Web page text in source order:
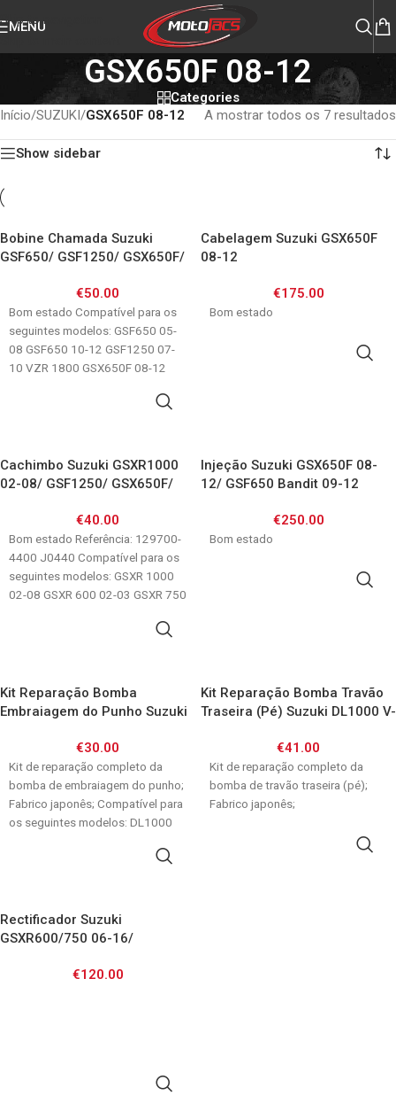
Skip to navigation
MENU
GSX650F 08-12
Categories
Início/SUZUKI/GSX650F 08-12 A mostrar todos os 7 resultados
Show sidebar
Bobine Chamada Suzuki
GSF650/ GSF1250/ GSX650F/
€50.00
Bom estado Compatível para os
seguintes modelos: GSF650 05-
08 GSF650 10-12 GSF1250 07-
10 VZR 1800 GSX650F 08-12
Cabelagem Suzuki GSX650F
08-12
€175.00
Bom estado
Cachimbo Suzuki GSXR1000
02-08/ GSF1250/ GSX650F/
€40.00
Bom estado Referência: 129700-
4400 J0440 Compatível para os
seguintes modelos: GSXR 1000
02-08 GSXR 600 02-03 GSXR 750
Injeção Suzuki GSX650F 08-
12/ GSF650 Bandit 09-12
€250.00
Bom estado
Kit Reparação Bomba
Embraiagem do Punho Suzuki
GSX1200/ Hayabusa/ GSXR/
RF900/ SV1000/ TL1000R/ VS
Intruder/ GSX1100F 88-96
€30.00
Kit de reparação completo da
bomba de embraiagem do punho;
Fabrico japonês; Compatível para
os seguintes modelos: DL1000
Kit Reparação Bomba Travão
Traseira (Pé) Suzuki DL1000 V-
GSF1250 07-11/ GSF650 06-
10/ GSR600 06-10/ GSX650F
08-12/ GSXR1000 03-08/
SV650 03-09/ SV1000 03-07
€41.00
Kit de reparação completo da
bomba de travão traseira (pé);
Fabrico japonês;
Rectificador Suzuki
GSXR600/750 06-16/
11/ GSF650 07-12 Bandit /
€120.00